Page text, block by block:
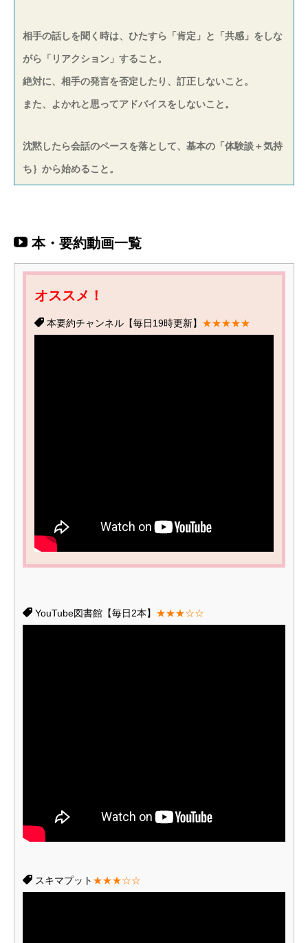
相手の話しを聞く時は、ひたすら「肯定」と「共感」をしな
がら「リアクション」すること。
絶対に、相手の発言を否定したり、訂正しないこと。
また、よかれと思ってアドバイスをしないこと。
沈黙したら会話のペースを落として、基本の「体験談＋気持
ち｝から始めること。
本・要約動画一覧
オススメ！
本要約チャンネル【毎日19時更新】 ★★★★★
YouTube図書館【毎日2本】 ★★★☆☆
スキマプット ★★★☆☆